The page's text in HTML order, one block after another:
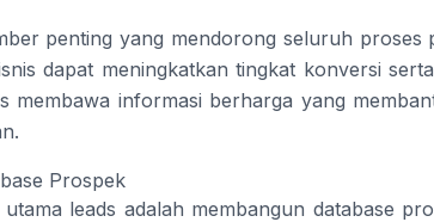
penting yang mendorong seluruh proses
dapat meningkatkan tingkat konversi
membawa informasi berharga yang
Prospek
leads adalah membangun database